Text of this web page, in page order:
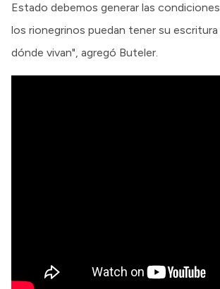
Estado debemos generar las
los rionegrinos puedan tener su
dónde vivan", agregó Buteler.